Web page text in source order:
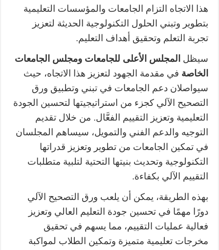
هذا الاتجاه التزام الجامعات والمؤسسات التعليمية
بتطوير وتبني الحلول التكنولوجية الحديثة لتعزيز
تجربة التعلم وتحقيق أهداف التعليم.
سيظل المجلس الأعلى للجامعات ومجلس الجامعات
الخاصة في مقدمة الجهود لتعزيز هذا الاتجاه، حيث
سيواصلان دعم الجامعات في تبني وتطبيق ورق
التصحيح الآلي كجزء من استراتيجيتها لتحسين الجودة
التعليمية وتعزيز التقييم الفعَّال. من خلال تقديم
التوجيه والدعم الفني والتمويل، سيساهم المجلسان
في تمكين الجامعات من تطوير وتعزيز قدراتها
التكنولوجية وتحديث بنيتها التحتية لتلبية متطلبات
التقييم الآلي بكفاءة.
بهذه الطريقة، يمكن أن يلعب ورق التصحيح الآلي
دورًا مهمًا في تحسين جودة التعليم العالي وتعزيز
فعالية عمليات التقييم، مما يسهم في تحقيق
مخرجات تعليمية متميزة وتمكين الطلاب لمواكبة